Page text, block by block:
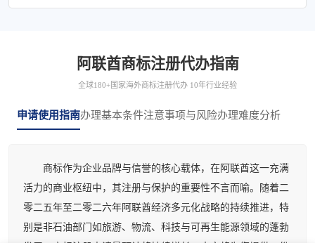
阿联酋商标注册代办指南
全球180+国家海外商标注册代办 10年行业经验
申请使用指南办理基本条件注意事项与风险办理难度分析
商标作为企业品牌与信誉的核心载体，在阿联酋这一充满
活力的商业枢纽中，其注册与保护的重要性不言而喻。随着二
零二五年至二零二六年阿联酋经济多元化战略的持续推进，特
别是非石油部门如旅游、物流、科技与可再生能源领域的蓬勃